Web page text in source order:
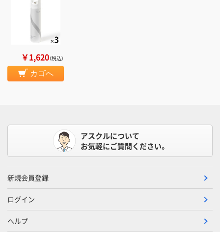
￥1,620（税込）
カゴへ
アスクルについて
お気軽にご質問ください。
新規会員登録
ログイン
ヘルプ